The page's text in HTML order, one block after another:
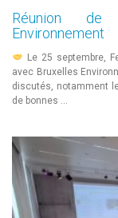
Réunion de
Environnement
Le 25 septembre,
avec Bruxelles
discutés, notamment
de bonnes …